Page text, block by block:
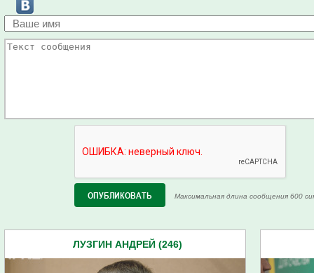
Максимальная длина сообщения 600
ЛУЗГИН АНДРЕЙ (246)